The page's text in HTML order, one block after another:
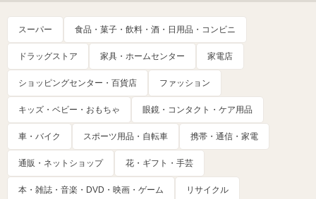
スーパー 食品・菓子・飲料・酒・日用品・コンビニ
ドラッグストア 家具・ホームセンター 家電店
ショッピングセンター・百貨店 ファッション
キッズ・ベビー・おもちゃ 眼鏡・コンタクト・ケア用品
車・バイク スポーツ用品・自転車 携帯・通信・家電
通販・ネットショップ 花・ギフト・手芸
本・雑誌・音楽・DVD・映画・ゲーム リサイクル